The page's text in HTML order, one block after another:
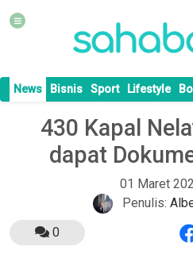
News Bisnis Sport Lifestyle
430 Kapal
dapat
01 Maret
Penulis:
0